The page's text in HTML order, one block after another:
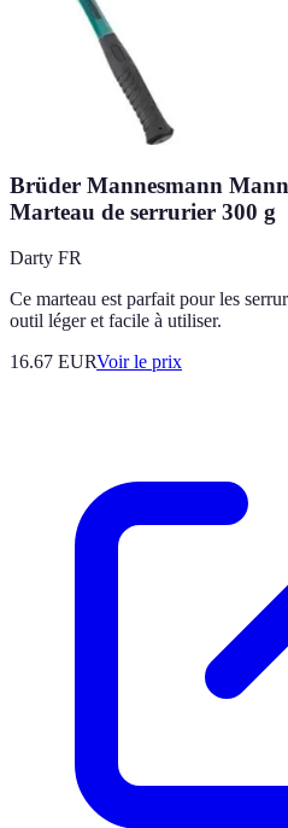
Brüder Mannesmann
Marteau de serrurier 300 g
Darty FR
Ce marteau est parfait pour les
outil léger et facile à utiliser.
16.67 EURVoir le prix